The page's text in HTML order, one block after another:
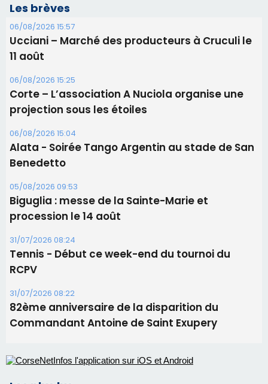
Alata - Soirée Tango Argentin au stade de San
Benedetto
05/08/2026 09:53
Biguglia : messe de la Sainte-Marie et
procession le 14 août
31/07/2026 08:24
Tennis - Début ce week-end du tournoi du
RCPV
31/07/2026 08:22
82ème anniversaire de la disparition du
Commandant Antoine de Saint Exupery
Les plus lus
Satine Nomary est la nouvelle Miss Corse 2026
d'un spectacle qui ne reviendra pas avant 2081
Éclipse du 12 août : Où s'installer en Corse pour
profiter pleinement du spectacle ?
consommation en recul dans les restaurants